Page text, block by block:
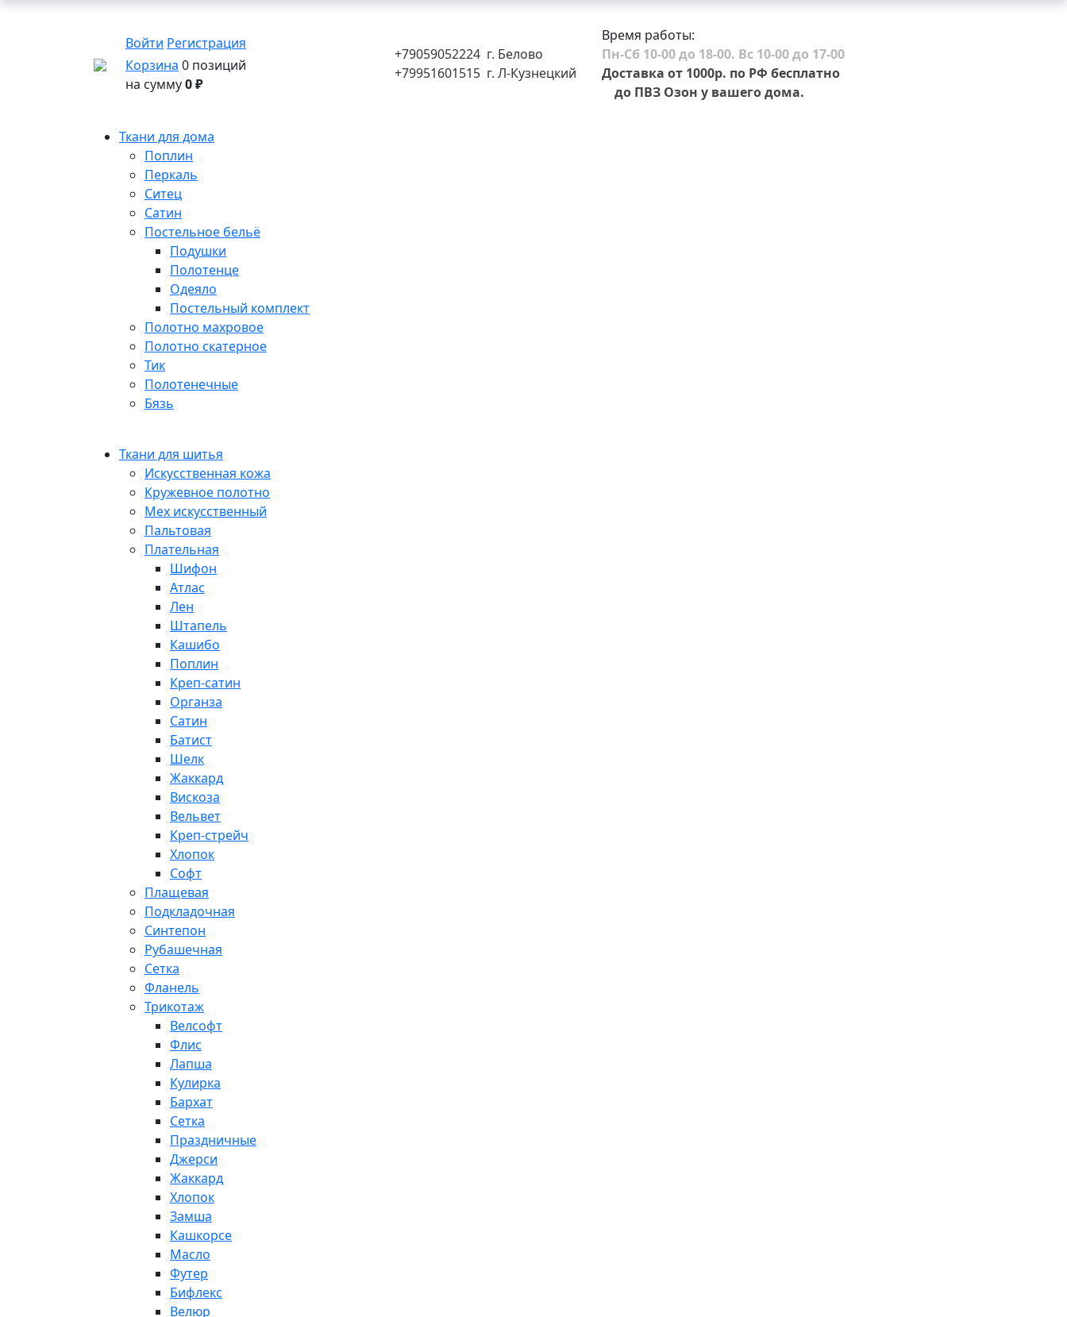
Войти Регистрация
Корзина 0 позиций
на сумму0 ₽
+79059052224 г. Белово
+79951601515 г. Л-Кузнецкий
Время работы:
Пн-Сб 10-00 до 18-00. Вс 10-00 до 17-00
Доставка от 1000р. по РФ бесплатно
до ПВЗ Озон у вашего дома.
Ткани для дома
Поплин
Перкаль
Ситец
Сатин
Постельное бельё
Подушки
Полотенце
Одеяло
Постельный комплект
Полотно махровое
Полотно скатерное
Тик
Полотенечные
Бязь
Ткани для шитья
Искусственная кожа
Кружевное полотно
Мех искусственный
Пальтовая
Плательная
Шифон
Атлас
Лен
Штапель
Кашибо
Поплин
Креп-сатин
Органза
Сатин
Батист
Шелк
Жаккард
Вискоза
Вельвет
Креп-стрейч
Хлопок
Софт
Плащевая
Подкладочная
Синтепон
Рубашечная
Сетка
Фланель
Трикотаж
Велсофт
Флис
Лапша
Кулирка
Бархат
Сетка
Праздничные
Джерси
Жаккард
Хлопок
Замша
Кашкорсе
Масло
Футер
Бифлекс
Велюр